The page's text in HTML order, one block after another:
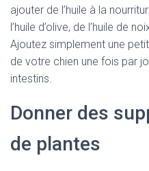
ajouter de l’huile à la
l’huile d’olive, de l’huile de
Ajoutez simplement une
de votre chien une fois par
intestins.
Donner des
de plantes